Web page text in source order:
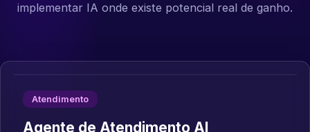
implementar IA onde existe potencial real de ganho.
Atendimento
Agente de Atendimento AI